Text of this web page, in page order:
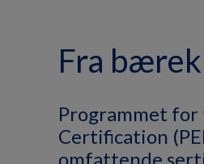
Fra
Programmet for
Certification
omfattende